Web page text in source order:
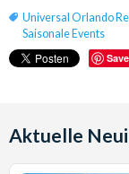
Universal Orlando
Saisonale Events
Save
Aktuelle